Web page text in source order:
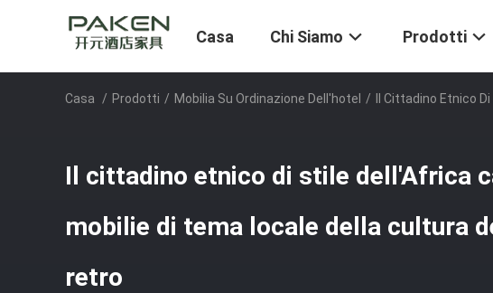
Casa Chi Siamo Prodotti
Casa / Prodotti / Mobilia Su Ordinazione Dell'hotel / Il Cittadino Etnico
Il cittadino etnico di stile dell'Africa
mobilie di tema locale della cultura
retro